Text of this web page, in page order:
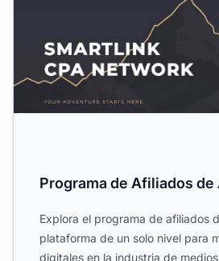
Programa de Afiliados de
Explora el programa de afiliados
plataforma de un solo nivel para
digitales en la industria de